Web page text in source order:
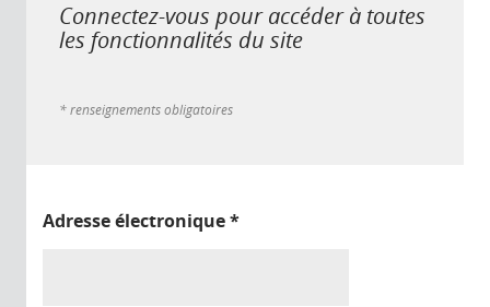
Connectez-vous pour accéder à toutes
les fonctionnalités du site
* renseignements obligatoires
Adresse électronique*